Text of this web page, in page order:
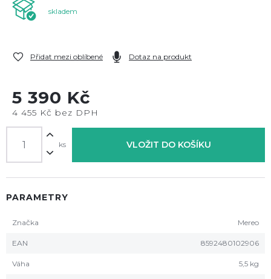
skladem
Přidat mezi oblíbené Dotaz na produkt
5 390 Kč
4 455 Kč bez DPH
ks VLOŽIT DO KOŠÍKU
PARAMETRY
Značka Mereo
EAN 8592480102906
Váha 5,5 kg